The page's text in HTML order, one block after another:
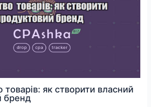
як створити власний
бренд